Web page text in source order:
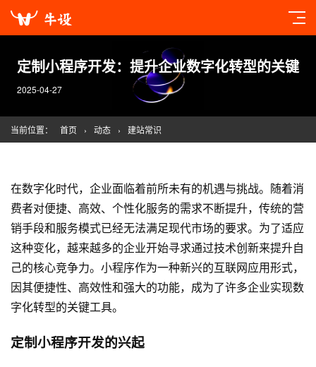
定制小程序开发：提升企业数字化转型的关键
2025-04-27
当前位置： 首页 › 动态 › 建站常识
在数字化时代，企业面临着前所未有的机遇与挑战。随着消
费者对便捷、高效、个性化服务的需求不断提升，传统的营
销手段和服务模式已经无法满足现代市场的要求。为了适应
这种变化，越来越多的企业开始寻求通过技术创新来提升自
己的核心竞争力。小程序作为一种新兴的互联网应用形式，
因其便捷性、高效性和强大的功能，成为了许多企业实现数
字化转型的关键工具。
定制小程序开发的兴起